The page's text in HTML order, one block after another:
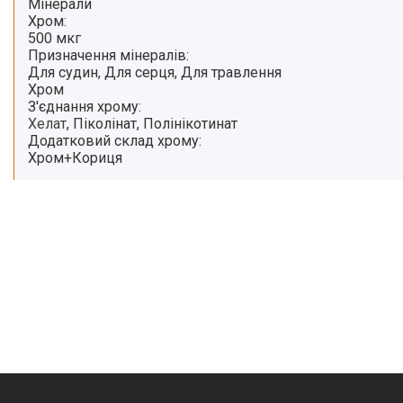
Мінерали
Хром:
500 мкг
Призначення мінералів:
Для судин, Для серця, Для травлення
Хром
З'єднання хрому:
Хелат, Піколінат, Полінікотинат
Додатковий склад хрому:
Хром+Кориця